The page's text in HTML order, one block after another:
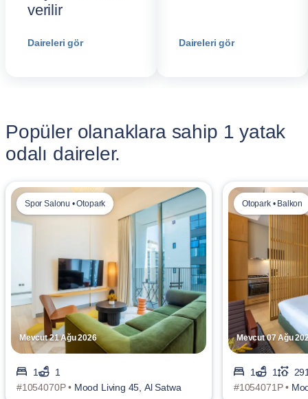
verilir
Daireleri gör Daireleri gör
Popüler olanaklara sahip 1 yatak
odalı daireler.
Mevcut 21 Ağu 2026
Spor Salonu • Otopark
1
1
#1054070P • Mood Living 45, Al Satwa
Mevcut 07 Ağu
Otopark • Balkon
1 1
#1054071P •